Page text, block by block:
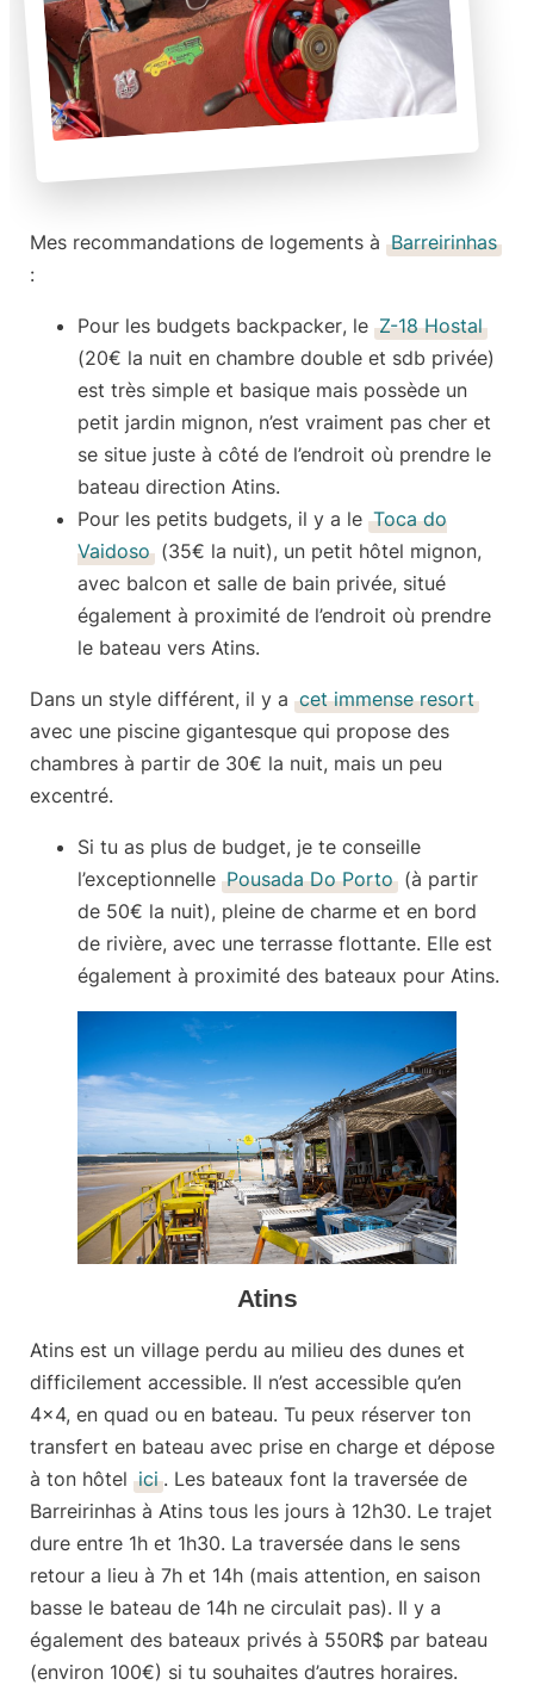
Mes recommandations de logements à Barreirinhas
:
Pour les budgets backpacker, le Z-18 Hostal
(20€ la nuit en chambre double et sdb privée)
est très simple et basique mais possède un
petit jardin mignon, n’est vraiment pas cher et
se situe juste à côté de l’endroit où prendre le
bateau direction Atins.
Pour les petits budgets, il y a le Toca do
Vaidoso (35€ la nuit), un petit hôtel mignon,
avec balcon et salle de bain privée, situé
également à proximité de l’endroit où prendre
le bateau vers Atins.
Dans un style différent, il y a cet immense resort
avec une piscine gigantesque qui propose des
chambres à partir de 30€ la nuit, mais un peu
excentré.
Si tu as plus de budget, je te conseille
l’exceptionnelle Pousada Do Porto (à partir
de 50€ la nuit), pleine de charme et en bord
de rivière, avec une terrasse flottante. Elle est
également à proximité des bateaux pour Atins.
Atins
Atins est un village perdu au milieu des dunes et
difficilement accessible. Il n’est accessible qu’en
4×4, en quad ou en bateau. Tu peux réserver ton
transfert en bateau avec prise en charge et dépose
à ton hôtel ici . Les bateaux font la traversée de
Barreirinhas à Atins tous les jours à 12h30. Le trajet
dure entre 1h et 1h30. La traversée dans le sens
retour a lieu à 7h et 14h (mais attention, en saison
basse le bateau de 14h ne circulait pas). Il y a
également des bateaux privés à 550R$ par bateau
(environ 100€) si tu souhaites d’autres horaires.